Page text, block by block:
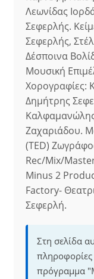
Λεωνίδας
Σεφερλής.
Σεφερλής,
Δέσποινα
Μουσική
Χορογραφίες:
Δημήτρης
Ζαχαριάδου.
(TED)
Rec/Mix/
Minus 2
Factory-
Σεφερλή.
Στη σελίδα
πληροφορίες
πρόγραμμα